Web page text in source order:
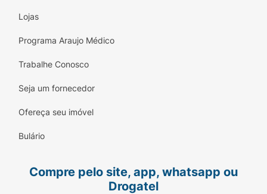
Lojas
Programa Araujo Médico
Trabalhe Conosco
Seja um fornecedor
Ofereça seu imóvel
Bulário
Compre pelo site, app, whatsapp ou
Drogatel